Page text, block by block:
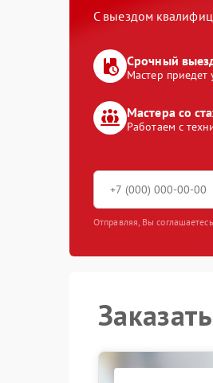
С выездом
Срочный
Мастер приедет
Мастера со
Работаем с
Отправляя, Вы